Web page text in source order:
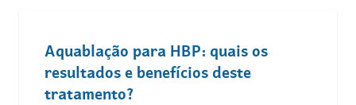
Aquablação para HBP: quais os
resultados e benefícios deste
tratamento?